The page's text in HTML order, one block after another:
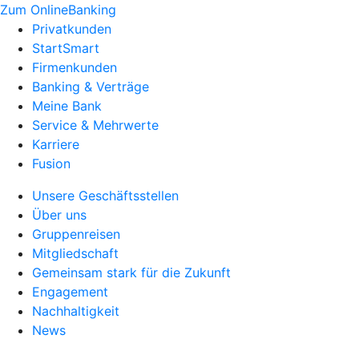
Zum OnlineBanking
Privatkunden
StartSmart
Firmenkunden
Banking & Verträge
Meine Bank
Service & Mehrwerte
Karriere
Fusion
Unsere Geschäftsstellen
Über uns
Gruppenreisen
Mitgliedschaft
Gemeinsam stark für die Zukunft
Engagement
Nachhaltigkeit
News